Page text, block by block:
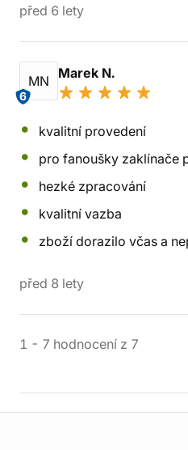
před 6 lety
MN
6
Marek N.
kvalitní provedení
pro fanoušky zaklínače
hezké zpracování
kvalitní vazba
zboží dorazilo včas a
před 8 lety
1 - 7 hodnocení z 7